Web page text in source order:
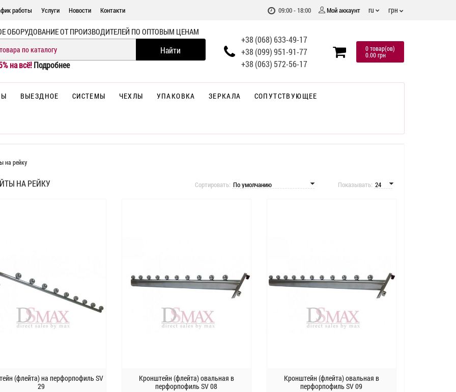
работы Услуги Новости Контакти 09:00 - 18:00 Мой аккаунт ru грн
ОБОРУДОВАНИЕ ОТ ПРОИЗВОДИТЕЛЕЙ ПО ОПТОВЫМ ЦЕНАМ
на всё!Подробнее
+38 (068) 633-49-17
+38 (099) 951-91-77
+38 (063) 572-56-17
0 товар(ов)
0.00 грн
ВЫЕЗДНОЕ СИСТЕМЫ ЧЕХЛЫ УПАКОВКА ЗЕРКАЛА СОПУТСТВУЮЩЕЕ
на рейку
НА РЕЙКУ Сортировать: Показывать:
(флейта) на перфорпофиль SV
29
Кронштейн (флейта) овальная в
перфорпофиль SV 08
Кронштейн (флейта) овальная в
перфорпофиль SV 09